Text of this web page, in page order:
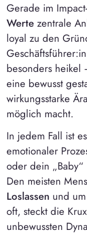
Gerade im
Wertezentrale
loyal zu den
besonders
eine bewusst
wirkungsstarke
möglich macht.
In jedem Fall ist
emotionaler
oder dein
Den meisten
Loslassen und um
oft, steckt die
unbewussten